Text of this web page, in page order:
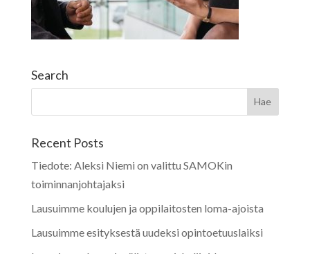
Search
Recent Posts
Tiedote: Aleksi Niemi on valittu SAMOKin
toiminnanjohtajaksi
Lausuimme koulujen ja oppilaitosten loma-ajoista
Lausuimme esityksestä uudeksi opintoetuuslaiksi